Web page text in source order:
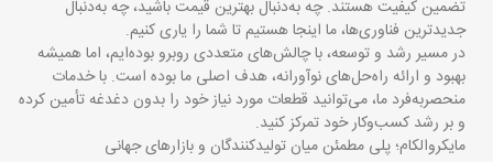
تضمین کیفیت هستند. چه به‌دنبال بهترین قیمت باشید، چه به‌دنبال
جدیدترین فناوری‌ها، ما اینجا هستیم تا شما را یاری کنیم.
در مسیر رشد و توسعه، با چالش‌های متعددی روبرو بوده‌ایم، اما همیشه
بهبود و ارائه راه‌حل‌های نوآورانه، هدف اصلی ما بوده است. با خدمات
منحصربه‌فرد ما، می‌توانید قطعات مورد نیاز خود را بدون دغدغه تأمین کرده
و بر رشد کسب‌وکار خود تمرکز کنید.
مایکروالکام؛ پلی مطمئن میان تولیدکنندگان و بازارهای جهانی